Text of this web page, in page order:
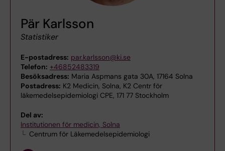
Pär Karlsson
Statistiker
E-postadress: par.karlsson@ki.se
Telefon: +46852483319
Besöksadress: Maria Aspmans gata 30A, 17164 Solna
Postadress: K2 Medicin, Solna, K2 Centr för
läkemedelsepidemiologi CPE, 171 77 Stockholm
Del av:
Institutionen för medicin, Solna
Centrum för Läkemedelsepidemiologi